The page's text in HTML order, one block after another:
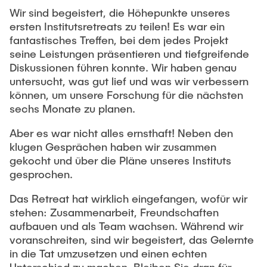
Thorsten Düring
Thorsten Münsterberg
Wissenschaftliche Mitarbeitende
Jana Ihrens, Dr.-Ing.
Ornella Tortorici Pabst, PhD.
Mohammad Sadeghi, Dr.-Ing.
Maximilian Becker, M.Sc.
Ali Elnwegy, M. Sc.
Finn Jannek Klar, M. Sc.
Tom Liebing, M. Sc.
Juliana Lüer, M. Sc.
Entwurf und Optimierung elektrischer Maschinen
Optimierung gekoppelter Schiffenergiesysteme
HIL Testsysteme für breitbandige mechatronische
Anwendungen
Micro-Grid Lab
Geschlossene Projekte
Human-Machine-Collaboration
Haptic Teststand
Anwendungen mit Haptik
Coupled-Resonance Dynamics
Mechanische Impedanz - Quantifizierung und Reglung
Tele-Robotics-Activities
Hintergrundinfos zu Arbeiten am Institut
Abgeschlossene Arbeiten (PA, BA, MA)
Beachtenswert bei externen Abschlussarbeiten in der
Industrie
Jobs
Studentische Hilfskräfte und Wissenschaftliche
Hilfskräfte
Tutor*innen
Stellen für wissenschaftliche Mitarbeiter*innen
Abgeschlossene Doktorarbeiten (Promotionen)
ÜBER UNS
Wir sind begeistert, die Höhepunkte unseres
ersten Institutsretreats zu teilen! Es war ein
fantastisches Treffen, bei dem jedes Projekt
seine Leistungen präsentieren und tiefgreifende
Diskussionen führen konnte. Wir haben genau
untersucht, was gut lief und was wir verbessern
können, um unsere Forschung für die nächsten
sechs Monate zu planen.
Aber es war nicht alles ernsthaft! Neben den
klugen Gesprächen haben wir zusammen
gekocht und über die Pläne unseres Instituts
gesprochen.
Das Retreat hat wirklich eingefangen, wofür wir
stehen: Zusammenarbeit, Freundschaften
aufbauen und als Team wachsen. Während wir
voranschreiten, sind wir begeistert, das Gelernte
in die Tat umzusetzen und einen echten